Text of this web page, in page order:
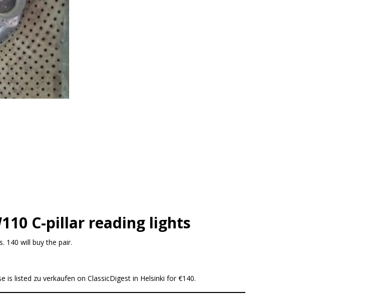
C-pillar reading lights
140 will buy the pair.
is listed zu verkaufen on ClassicDigest in Helsinki for €140.